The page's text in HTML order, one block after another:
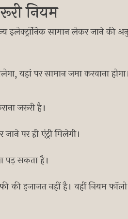
नियम
इलेक्ट्रॉनिक सामान लेकर जाने की
यहां पर सामान जमा करवाना होगा।
जरूरी है।
पर ही एंट्री मिलेगी।
पड़ सकता है।
की इजाजत नहीं है। वहीं नियम